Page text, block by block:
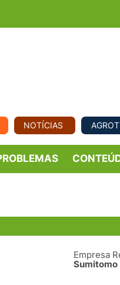
COMERCIAL
NOTÍCIAS
Empresa
Sumitomo